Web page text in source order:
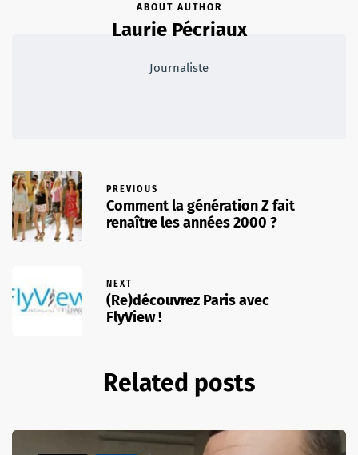
ABOUT AUTHOR
Laurie Pécriaux
Journaliste
PREVIOUS
Comment la génération Z fait
renaître les années 2000 ?
NEXT
(Re)découvrez Paris avec
FlyView !
Related posts